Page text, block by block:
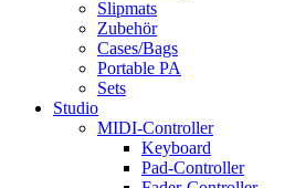
Slipmats
Zubehör
Cases/Bags
Portable PA
Sets
Studio
MIDI-Controller
Keyboard
Pad-Controller